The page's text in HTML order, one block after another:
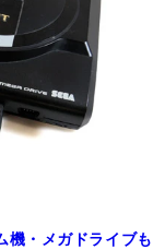
機・メガドライブも